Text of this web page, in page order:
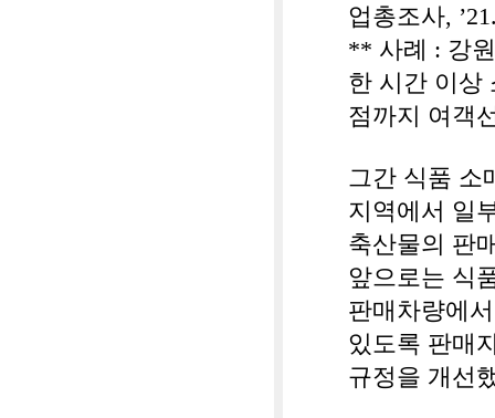
업총조사,
** 사례 : 강
한 시간 이상
점까지 여객
그간 식품 소
지역에서 일
축산물의 판
앞으로는 식
판매차량에
있도록 판매
규정을 개선